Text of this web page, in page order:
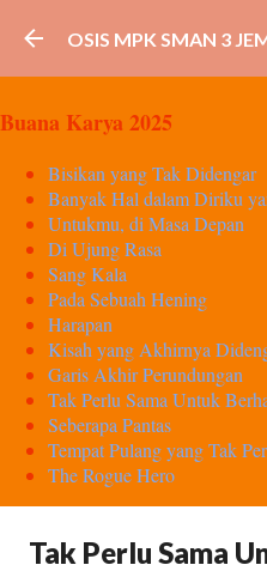
Langsung ke
OSIS MPK SMAN 3
Buana Karya 2025
Bisikan yang Tak Didengar
Banyak Hal dalam Diriku
Untukmu, di Masa Depan
Di Ujung Rasa
Sang Kala
Pada Sebuah Hening
Harapan
Kisah yang Akhirnya
Garis Akhir Perundungan
Tak Perlu Sama Untuk
Seberapa Pantas
Tempat Pulang yang Tak
The Rogue Hero
Tak Perlu Sama